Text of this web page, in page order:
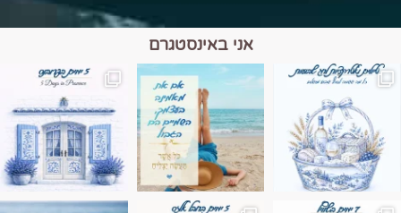
אני באינסטגרם
הם הגבול 💙🩵
בחבל אלזס צרפת
בחופשה שבו הכל נהיה פשוט יותר. החול, הי